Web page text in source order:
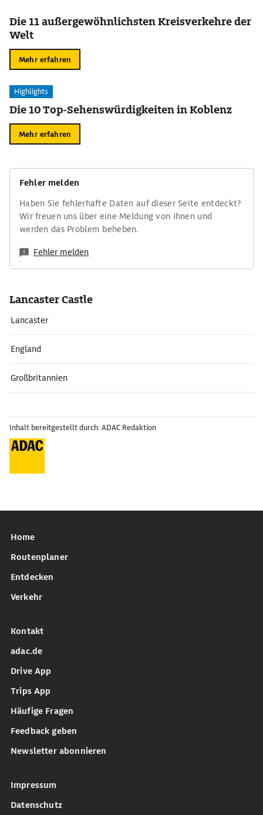
Die 11 außergewöhnlichsten Kreisverkehre der
Welt
Mehr erfahren
Highlights
Die 10 Top-Sehenswürdigkeiten in Koblenz
Mehr erfahren
Fehler melden
Haben Sie fehlerhafte Daten auf dieser Seite entdeckt?
Wir freuen uns über eine Meldung von Ihnen und
werden das Problem beheben.
Fehler melden
Lancaster Castle
Lancaster
England
Großbritannien
Inhalt bereitgestellt durch: ADAC Redaktion
Home
Routenplaner
Entdecken
Verkehr
Kontakt
adac.de
Drive App
Trips App
Häufige Fragen
Feedback geben
Newsletter abonnieren
Impressum
Datenschutz